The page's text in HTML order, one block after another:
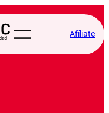
Afíliate